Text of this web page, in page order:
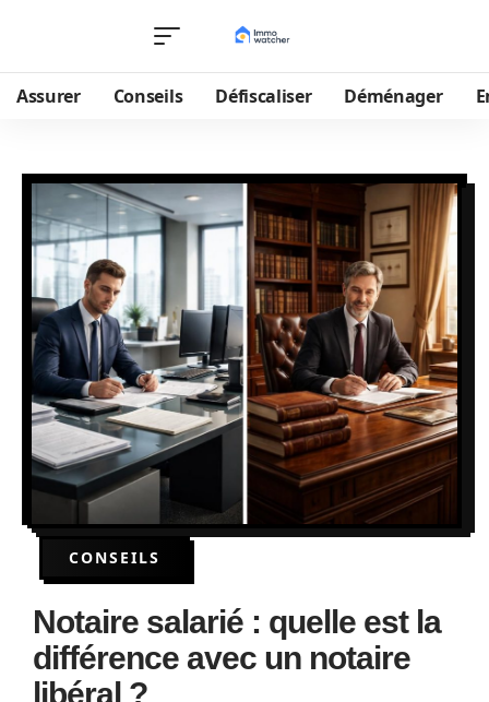
Assurer Conseils Défiscaliser Déménager
CONSEILS
Notaire salarié : quelle est la
différence avec un notaire
libéral ?